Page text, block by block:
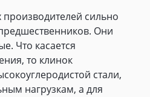
сильно
Они
Что касается
то клинок
стали,
нагрузкам, а для